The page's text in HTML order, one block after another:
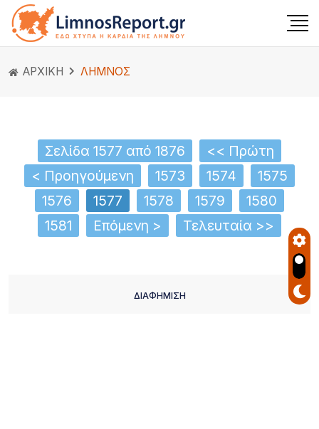
ΑΡΧΙΚΗ ΛΗΜΝΟΣ
Σελίδα 1577 από 1876
<< Πρώτη
< Προηγούμενη
1573 1574
1575
1576
1577 1578 1579
1580
1581
Επόμενη > Τελευταία >>
ΔΙΑΦΗΜΙΣΗ